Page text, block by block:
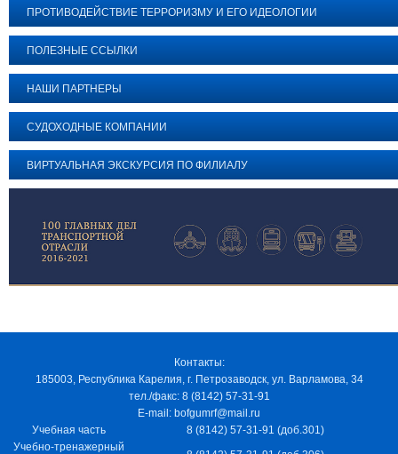
ПРОТИВОДЕЙСТВИЕ ТЕРРОРИЗМУ И ЕГО ИДЕОЛОГИИ
ПОЛЕЗНЫЕ ССЫЛКИ
НАШИ ПАРТНЕРЫ
СУДОХОДНЫЕ КОМПАНИИ
ВИРТУАЛЬНАЯ ЭКСКУРСИЯ ПО ФИЛИАЛУ
Контакты:
185003, Республика Карелия, г. Петрозаводск, ул. Варламова, 34
тел./факс: 8 (8142) 57-31-91
E-mail: bofgumrf@mail.ru
Учебная часть
8 (8142) 57-31-91 (доб.301)
Учебно-тренажерный